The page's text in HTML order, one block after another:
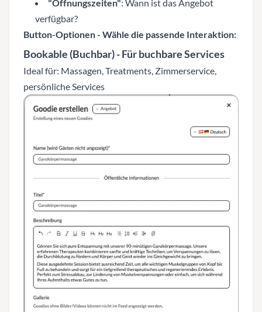
"Öffnungszeiten": Wann ist das Angebot
verfügbar?
Button-Optionen - Wähle die passende Interaktion:
Bookable (Buchbar)- Für buchbare Services
Ideal für: Massagen, Treatments, Zimmerservice,
persönliche Services